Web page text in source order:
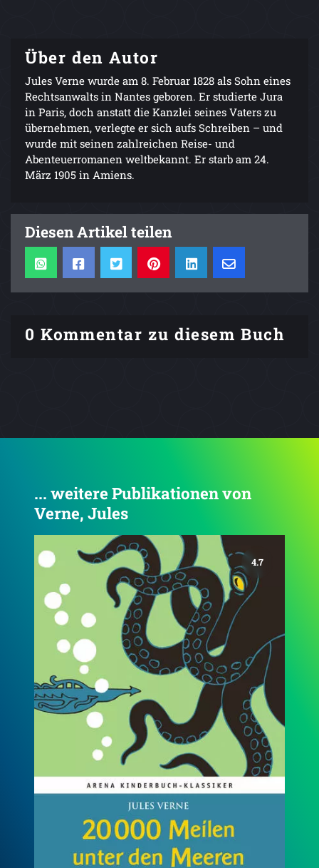
Über den Autor
Jules Verne wurde am 8. Februar 1828 als Sohn eines
Rechtsanwalts in Nantes geboren. Er studierte Jura
in Paris, doch anstatt die Kanzlei seines Vaters zu
übernehmen, verlegte er sich aufs Schreiben – und
wurde mit seinen zahlreichen Reise- und
Abenteuerromanen weltbekannt. Er starb am 24.
März 1905 in Amiens.
Diesen Artikel teilen
0 Kommentar zu diesem Buch
... weitere Publikationen von
Verne, Jules